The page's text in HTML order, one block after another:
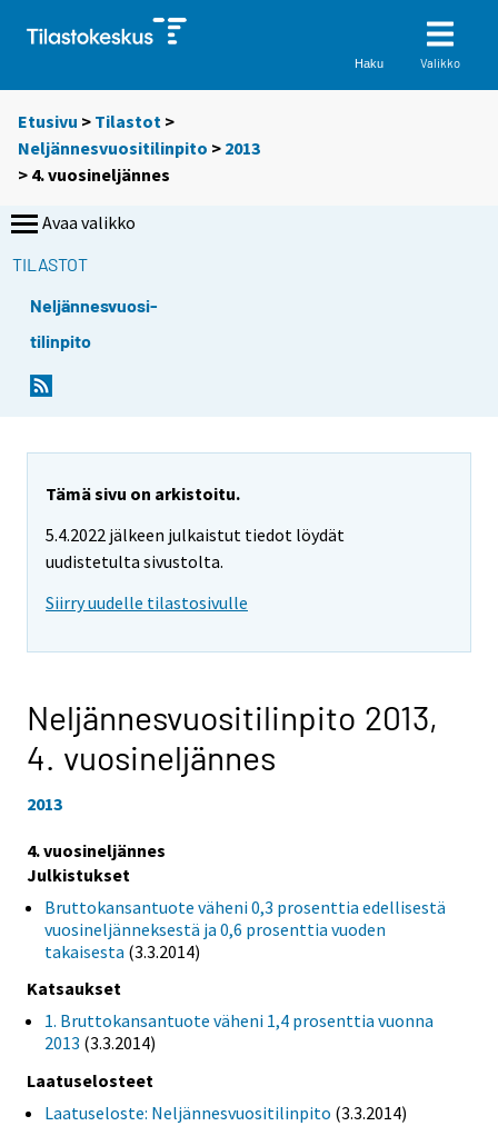
Haku Valikko
Etusivu > Tilastot >
Neljännesvuositilinpito > 2013
> 4. vuosineljännes
Avaa valikko
TILASTOT
Neljännesvuosi-
tilinpito
Tämä sivu on arkistoitu.
5.4.2022 jälkeen julkaistut tiedot löydät
uudistetulta sivustolta.
Siirry uudelle tilastosivulle
Neljännesvuositilinpito 2013,
4. vuosineljännes
2013
4. vuosineljännes
Julkistukset
Bruttokansantuote väheni 0,3 prosenttia edellisestä
vuosineljänneksestä ja 0,6 prosenttia vuoden
takaisesta (3.3.2014)
Katsaukset
1. Bruttokansantuote väheni 1,4 prosenttia vuonna
2013 (3.3.2014)
Laatuselosteet
Laatuseloste: Neljännesvuositilinpito (3.3.2014)